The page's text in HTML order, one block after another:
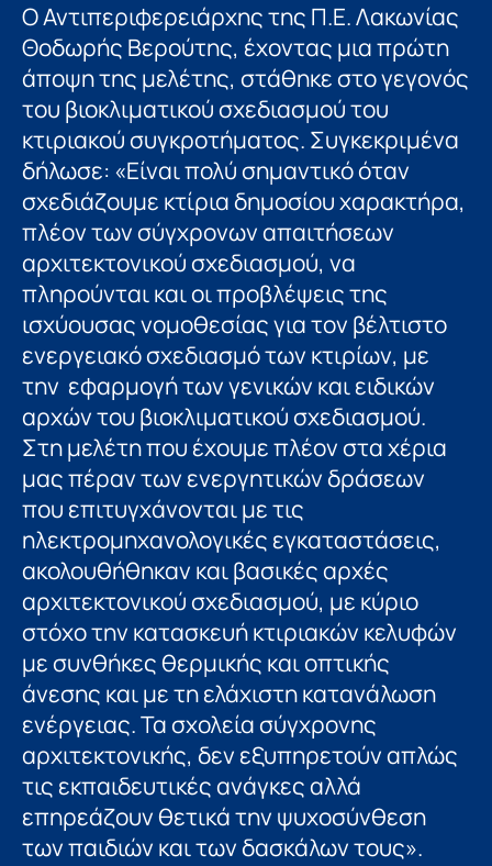
Ο Αντιπεριφερειάρχης της Π.Ε. Λακωνίας
Θοδωρής Βερούτης, έχοντας μια πρώτη
άποψη της μελέτης, στάθηκε στο γεγονός
του βιοκλιματικού σχεδιασμού του
κτιριακού συγκροτήματος. Συγκεκριμένα
δήλωσε: «Είναι πολύ σημαντικό όταν
σχεδιάζουμε κτίρια δημοσίου χαρακτήρα,
πλέον των σύγχρονων απαιτήσεων
αρχιτεκτονικού σχεδιασμού, να
πληρούνται και οι προβλέψεις της
ισχύουσας νομοθεσίας για τον βέλτιστο
ενεργειακό σχεδιασμό των κτιρίων, με
την εφαρμογή των γενικών και ειδικών
αρχών του βιοκλιματικού σχεδιασμού.
Στη μελέτη που έχουμε πλέον στα χέρια
μας πέραν των ενεργητικών δράσεων
που επιτυγχάνονται με τις
ηλεκτρομηχανολογικές εγκαταστάσεις,
ακολουθήθηκαν και βασικές αρχές
αρχιτεκτονικού σχεδιασμού, με κύριο
στόχο την κατασκευή κτιριακών κελυφών
με συνθήκες θερμικής και οπτικής
άνεσης και με τη ελάχιστη κατανάλωση
ενέργειας. Τα σχολεία σύγχρονης
αρχιτεκτονικής, δεν εξυπηρετούν απλώς
τις εκπαιδευτικές ανάγκες αλλά
επηρεάζουν θετικά την ψυχοσύνθεση
των παιδιών και των δασκάλων τους».